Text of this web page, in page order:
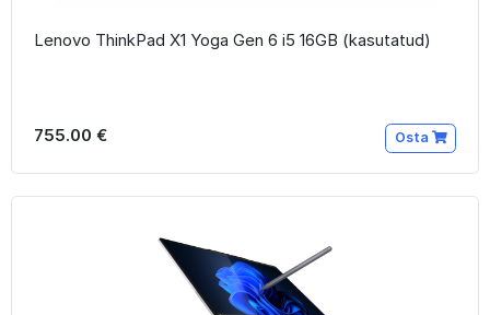
Lenovo ThinkPad X1 Yoga Gen 6 i5 16GB (kasutatud)
755.00 € Osta